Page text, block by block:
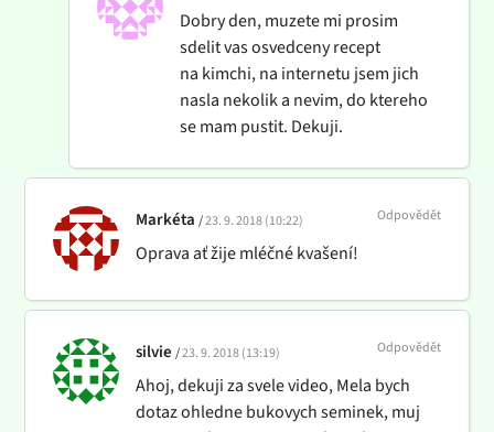
Dobry den, muzete mi prosim
sdelit vas osvedceny recept
na kimchi, na internetu jsem jich
nasla nekolik a nevim, do ktereho
se mam pustit. Dekuji.
Markéta 23. 9. 2018 (10:22)
Oprava ať žije mléčné kvašení!
Odpovědět
silvie 23. 9. 2018 (13:19)
Ahoj, dekuji za svele video, Mela bych
dotaz ohledne bukovych seminek, muj
Odpovědět